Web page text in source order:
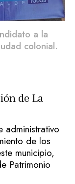
a la
colonial.
de La
administrativo
de los
municipio,
Patrimonio